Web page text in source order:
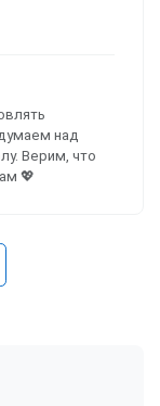
над
Верим, что
💖